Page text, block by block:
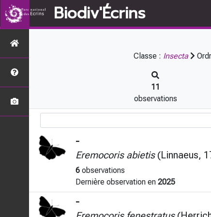
Biodiv'Écrins
Classe : Insecta
11
observations
-
Eremocoris abietis(Linnaeus,
6 observations
Dernière observation en 2025
-